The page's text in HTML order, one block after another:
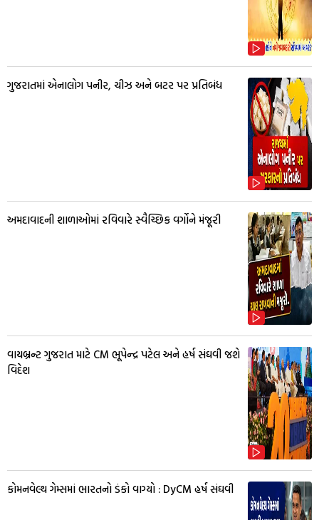
ગુજરાતમાં એનાલોગ પનીર, ચીઝ અને બટર પર પ્રતિબંધ
અમદાવાદની શાળાઓમાં રવિવારે સ્વૈચ્છિક વર્ગોને મંજૂરી
વાયબ્રન્ટ ગુજરાત માટે CM ભૂપેન્દ્ર પટેલ અને હર્ષ સંઘવી જશે
વિદેશ
કોમનવેલ્થ ગેમ્સમાં ભારતનો ડંકો વાગ્યો : DyCM હર્ષ સંઘવી